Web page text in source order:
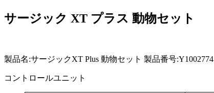
サージック XT プラス 動物セット
製品名:サージックXT Plus 動物セット 製品番号:Y1002774
コントロールユニット